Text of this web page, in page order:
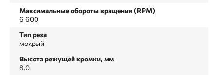
Максимальные обороты вращения (RPM)
6 600
Тип реза
мокрый
Высота режущей кромки, мм
8.0